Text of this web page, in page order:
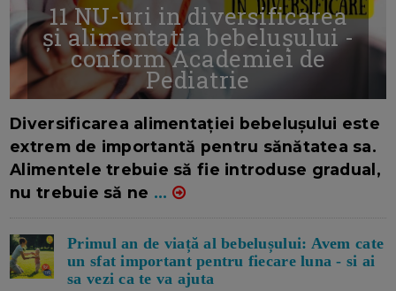
11 NU-uri in diversificarea
și alimentația bebelușului -
conform Academiei de
Pediatrie
Diversificarea alimentației bebelușului este
extrem de importantă pentru sănătatea sa.
Alimentele trebuie să fie introduse gradual,
nu trebuie să ne ...
Primul an de viață al bebelușului: Avem cate
un sfat important pentru fiecare luna - si ai
sa vezi ca te va ajuta